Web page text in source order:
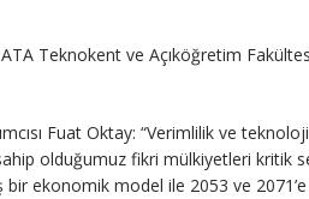
Teknokent ve Açıköğretim
Fuat Oktay: “Verimlilik ve
olduğumuz fikri mülkiyetleri kritik
ekonomik model ile 2053 ve